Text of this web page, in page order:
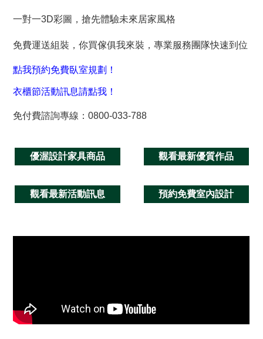
一對一3D彩圖，搶先體驗未來居家風格
免費運送組裝，你買傢俱我來裝，專業服務團隊快速到位
點我預約免費臥室規劃 ！
衣櫃節活動訊息請點我！
免付費諮詢專線：0800-033-788
優渥設計家具商品 觀看最新優質作品
觀看最新活動訊息 預約免費室內設計